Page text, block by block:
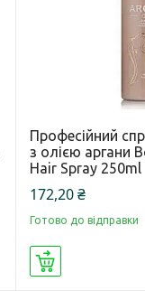
Професійний
з олією аргани
Hair Spray 250ml
172,20 ₴
Готово до відправки